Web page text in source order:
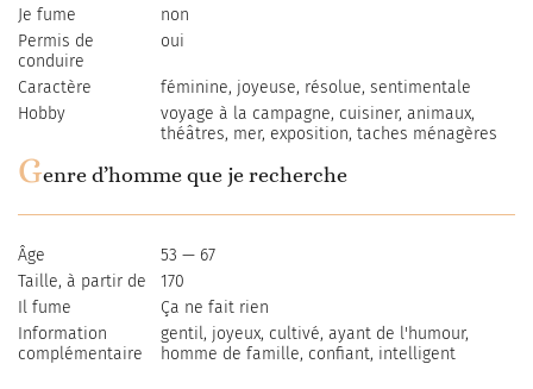
Je fume
non
Permis de
conduire
oui
Caractère
féminine, joyeuse, résolue, sentimentale
Hobby
voyage à la campagne, cuisiner, animaux,
théâtres, mer, exposition, taches ménagères
Genre d’homme que je recherche
Âge
53 — 67
Taille, à partir de
170
Il fume
Ça ne fait rien
Information
complémentaire
gentil, joyeux, cultivé, ayant de l'humour,
homme de famille, confiant, intelligent